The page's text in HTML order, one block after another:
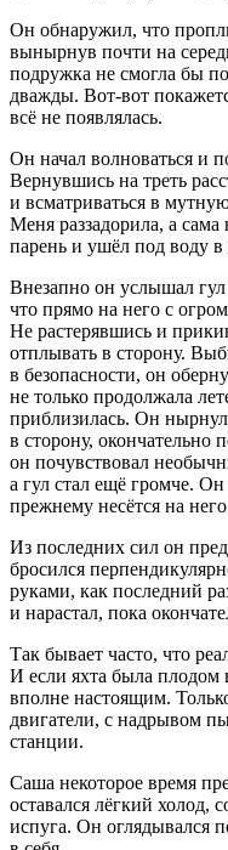
Он обнаружил, что
вынырнув почти на
подружка не смогла бы
дважды. Вот-вот
всё не появлялась.
Он начал волноваться и
Вернувшись на треть
и всматриваться в
Меня раззадорила, а
парень и ушёл под воду в
Внезапно он услышал
что прямо на него с
Не растерявшись и
отплывать в сторону.
в безопасности, он
не только продолжала
приблизилась. Он
в сторону, окончательно
он почувствовал
а гул стал ещё громче.
прежнему несётся на
Из последних сил он
бросился
руками, как последний
и нарастал, пока
Так бывает часто, что
И если яхта была
вполне настоящим.
двигатели, с надрывом
станции.
Саша некоторое время
оставался лёгкий холод,
испуга. Он оглядывался